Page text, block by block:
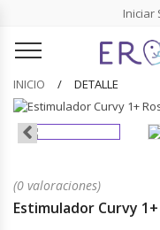
Iniciar
INICIO DETALLE
(0 valoraciones)
Estimulador Curvy 1+